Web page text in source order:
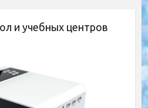
и учебных центров